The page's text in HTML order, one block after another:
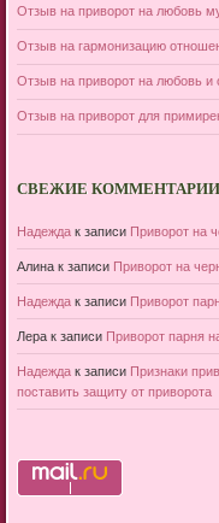
Отзыв на приворот на любовь
Отзыв на гармонизацию
Отзыв на приворот на любовь и
Отзыв на приворот для
СВЕЖИЕ КОММЕНТАРИИ
Надеждак записи Приворот на
Алинак записи Приворот на
Надеждак записи Приворот
Лерак записи Приворот парня
Надеждак записи Признаки
поставить защиту от приворота